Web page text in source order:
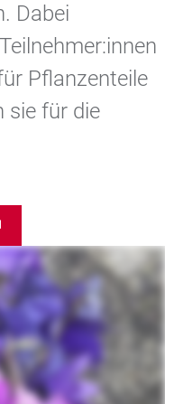
Dabei
Pflanzenteile
sie für die